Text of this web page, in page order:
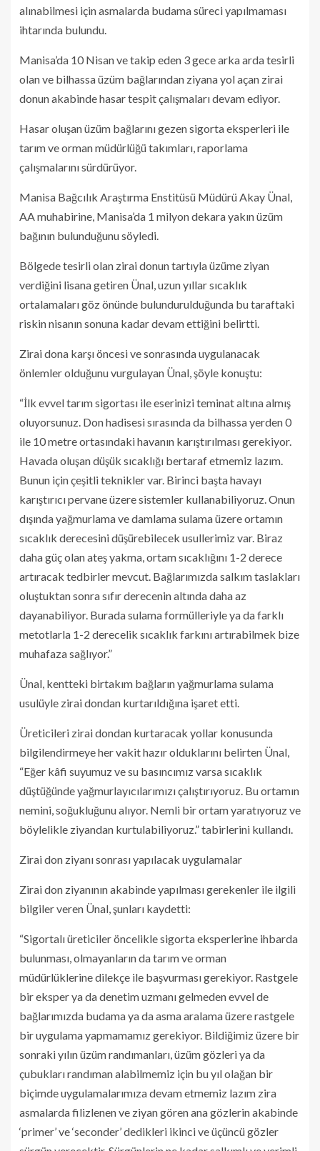
alınabilmesi için asmalarda budama süreci yapılmaması
ihtarında bulundu.
Manisa’da 10 Nisan ve takip eden 3 gece arka arda tesirli
olan ve bilhassa üzüm bağlarından ziyana yol açan zirai
donun akabinde hasar tespit çalışmaları devam ediyor.
Hasar oluşan üzüm bağlarını gezen sigorta eksperleri ile
tarım ve orman müdürlüğü takımları, raporlama
çalışmalarını sürdürüyor.
Manisa Bağcılık Araştırma Enstitüsü Müdürü Akay Ünal,
AA muhabirine, Manisa’da 1 milyon dekara yakın üzüm
bağının bulunduğunu söyledi.
Bölgede tesirli olan zirai donun tartıyla üzüme ziyan
verdiğini lisana getiren Ünal, uzun yıllar sıcaklık
ortalamaları göz önünde bulundurulduğunda bu taraftaki
riskin nisanın sonuna kadar devam ettiğini belirtti.
Zirai dona karşı öncesi ve sonrasında uygulanacak
önlemler olduğunu vurgulayan Ünal, şöyle konuştu:
“İlk evvel tarım sigortası ile eserinizi teminat altına almış
oluyorsunuz. Don hadisesi sırasında da bilhassa yerden 0
ile 10 metre ortasındaki havanın karıştırılması gerekiyor.
Havada oluşan düşük sıcaklığı bertaraf etmemiz lazım.
Bunun için çeşitli teknikler var. Birinci başta havayı
karıştırıcı pervane üzere sistemler kullanabiliyoruz. Onun
dışında yağmurlama ve damlama sulama üzere ortamın
sıcaklık derecesini düşürebilecek usullerimiz var. Biraz
daha güç olan ateş yakma, ortam sıcaklığını 1-2 derece
artıracak tedbirler mevcut. Bağlarımızda salkım taslakları
oluştuktan sonra sıfır derecenin altında daha az
dayanabiliyor. Burada sulama formülleriyle ya da farklı
metotlarla 1-2 derecelik sıcaklık farkını artırabilmek bize
muhafaza sağlıyor.”
Ünal, kentteki birtakım bağların yağmurlama sulama
usulüyle zirai dondan kurtarıldığına işaret etti.
Üreticileri zirai dondan kurtaracak yollar konusunda
bilgilendirmeye her vakit hazır olduklarını belirten Ünal,
“Eğer kâfi suyumuz ve su basıncımız varsa sıcaklık
düştüğünde yağmurlayıcılarımızı çalıştırıyoruz. Bu ortamın
nemini, soğukluğunu alıyor. Nemli bir ortam yaratıyoruz ve
böylelikle ziyandan kurtulabiliyoruz.” tabirlerini kullandı.
Zirai don ziyanı sonrası yapılacak uygulamalar
Zirai don ziyanının akabinde yapılması gerekenler ile ilgili
bilgiler veren Ünal, şunları kaydetti:
“Sigortalı üreticiler öncelikle sigorta eksperlerine ihbarda
bulunması, olmayanların da tarım ve orman
müdürlüklerine dilekçe ile başvurması gerekiyor. Rastgele
bir eksper ya da denetim uzmanı gelmeden evvel de
bağlarımızda budama ya da asma aralama üzere rastgele
bir uygulama yapmamamız gerekiyor. Bildiğimiz üzere bir
sonraki yılın üzüm randımanları, üzüm gözleri ya da
çubukları randıman alabilmemiz için bu yıl olağan bir
biçimde uygulamalarımıza devam etmemiz lazım zira
asmalarda filizlenen ve ziyan gören ana gözlerin akabinde
‘primer’ ve ‘seconder’ dedikleri ikinci ve üçüncü gözler